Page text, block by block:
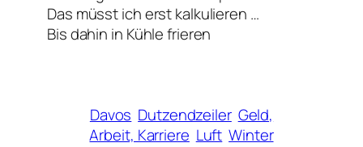
Das müsst ich erst kalkulieren …
Bis dahin in Kühle frieren
Davos Dutzendzeiler Geld,
Arbeit, Karriere Luft Winter